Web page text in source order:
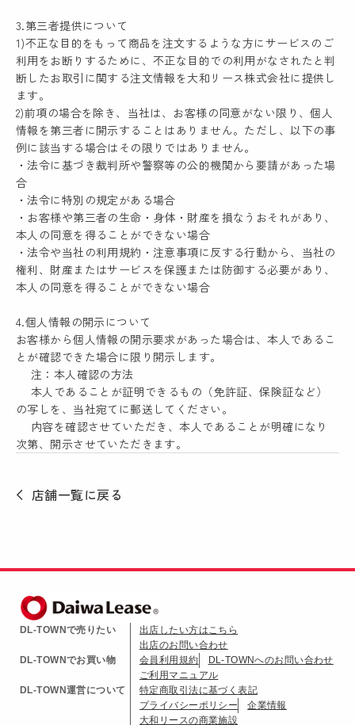
3.第三者提供について
1)不正な目的をもって商品を注文するような方にサービスのご
利用をお断りするために、不正な目的での利用がなされたと判
断したお取引に関する注文情報を大和リース株式会社に提供し
ます。
2)前項の場合を除き、当社は、お客様の同意がない限り、個人
情報を第三者に開示することはありません。ただし、以下の事
例に該当する場合はその限りではありません。
・法令に基づき裁判所や警察等の公的機関から要請があった場
合
・法令に特別の規定がある場合
・お客様や第三者の生命・身体・財産を損なうおそれがあり、
本人の同意を得ることができない場合
・法令や当社の利用規約・注意事項に反する行動から、当社の
権利、財産またはサービスを保護または防御する必要があり、
本人の同意を得ることができない場合
4.個人情報の開示について
お客様から個人情報の開示要求があった場合は、本人であるこ
とが確認できた場合に限り開示します。
注：本人確認の方法
本人であることが証明できるもの（免許証、保険証など）
の写しを、当社宛てに郵送してください。
内容を確認させていただき、本人であることが明確になり
次第、開示させていただきます。
店舗一覧に戻る
DL-TOWNで売りたい
出店したい方はこちら
出店のお問い合わせ
DL-TOWNでお買い物
会員利用規約
DL-TOWNへのお問い合わせ
ご利用マニュアル
DL-TOWN運営について
特定商取引法に基づく表記
プライバシーポリシー
企業情報
大和リースの商業施設